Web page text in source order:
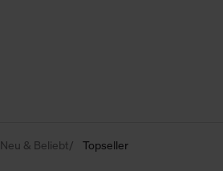
Neu & Beliebt Topseller